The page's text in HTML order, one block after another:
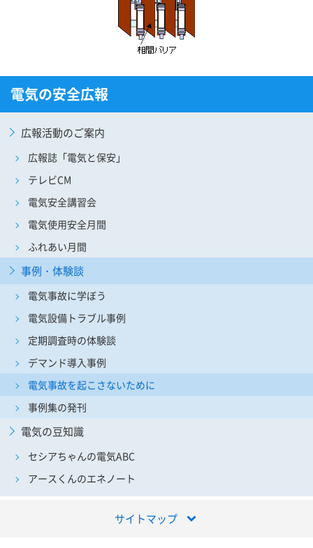
電気の安全広報
広報活動のご案内
広報誌「電気と保安」
テレビCM
電気安全講習会
電気使用安全月間
ふれあい月間
事例・体験談
電気事故に学ぼう
電気設備トラブル事例
定期調査時の体験談
デマンド導入事例
電気事故を起こさないために
事例集の発刊
電気の豆知識
セシアちゃんの電気ABC
アースくんのエネノート
サイトマップ